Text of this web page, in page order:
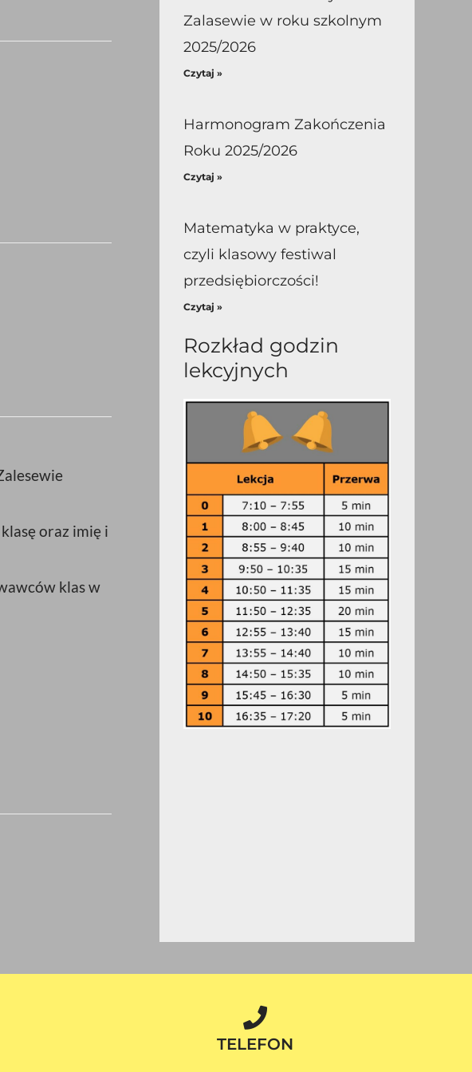
oraz imię i
klas w
Zalasewie w roku szkolnym
2025/2026
Czytaj »
Harmonogram Zakończenia
Roku 2025/2026
Czytaj »
Matematyka w praktyce,
czyli klasowy festiwal
przedsiębiorczości!
Czytaj »
Rozkład godzin
lekcyjnych
TELEFON